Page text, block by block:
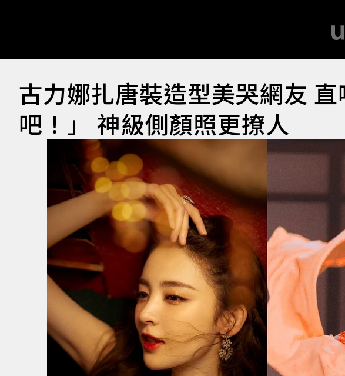
古力娜扎唐裝造型美哭網友
吧！」 神級側顏照更撩人